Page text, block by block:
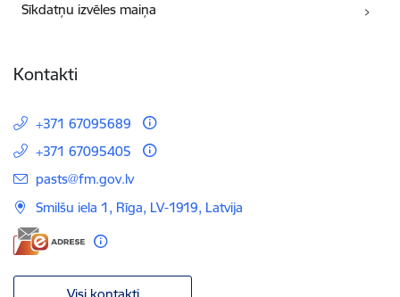
Sīkdatņu izvēles maiņa
Kontakti
+371 67095689
+371 67095405
E-pasts:
pasts@fm.gov.lv
Smilšu iela 1, Rīga, LV-1919, Latvija